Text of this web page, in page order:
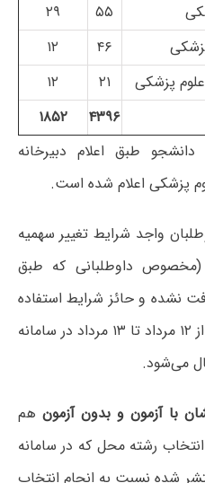
۵۵
۲۹
۴۶
۱۲
علوم پزشکی ۲۱
۱۲
۴۳۹۶
۱۸۵۲
طبق اعلام دبیرخانه
پزشکی اعلام شده است.
واجد شرایط تغییر سهمیه
(مخصوص داوطلبانی که طبق
نشده و حائز شرایط استفاده
از سهمیه رزمندگان نیستند.) نیز از ۱۲ مرداد تا ۱۳ مرداد در سامانه
می‌شود.
با آزمون و بدون آزمون هم
رشته محل که در سامانه
شده نسبت به انجام انتخاب